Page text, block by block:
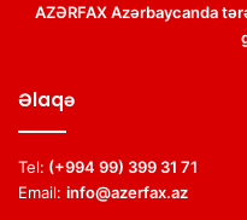
AZƏRFAX Azərbaycanda
Əlaqə
Tel: (+994 99) 399 31 71
Email: info@azerfax.az